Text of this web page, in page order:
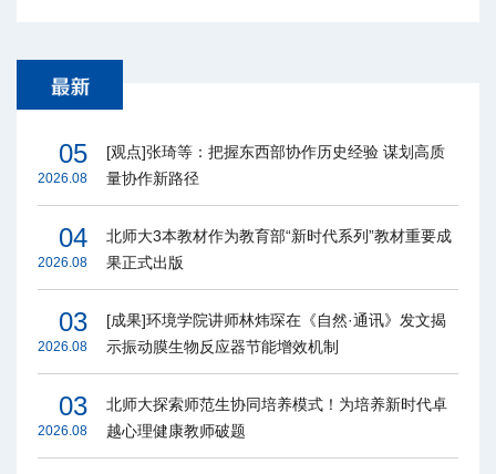
05
2026.08
[观点]张琦等：把握东西部协作历史经验 谋划高质
量协作新路径
04
2026.08
北师大3本教材作为教育部“新时代系列”教材重要成
果正式出版
03
2026.08
[成果]环境学院讲师林炜琛在《自然·通讯》发文揭
示振动膜生物反应器节能增效机制
03
2026.08
北师大探索师范生协同培养模式！为培养新时代卓
越心理健康教师破题